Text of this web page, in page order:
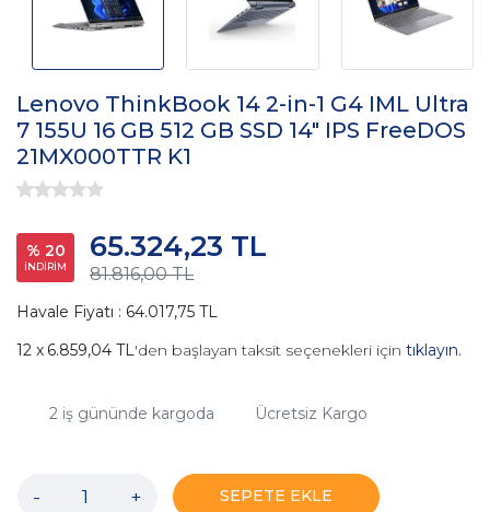
Lenovo ThinkBook 14 2-in-1 G4 IML Ultra
7 155U 16 GB 512 GB SSD 14" IPS FreeDOS
21MX000TTR K1
% 20
İNDİRİM 81.816,00 TL
65.324,23 TL
Havale Fiyatı : 64.017,75 TL
6.859,04 TL'den başlayan taksit seçenekleri için tıklayın.
2iş gününde kargoda Ücretsiz Kargo
- + SEPETE EKLE